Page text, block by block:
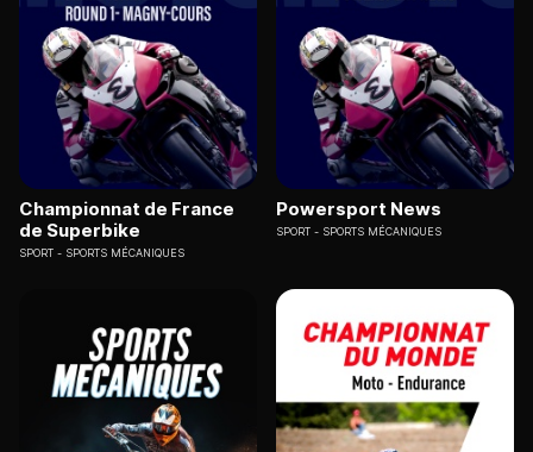
Championnat de France
de Superbike
SPORT SPORTS MÉCANIQUES
Powersport News
SPORT SPORTS MÉCANIQUES